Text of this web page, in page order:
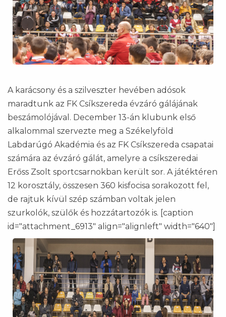
A karácsony és a szilveszter hevében adósok
maradtunk az FK Csíkszereda évzáró gálájának
beszámolójával. December 13-án klubunk első
alkalommal szervezte meg a Székelyföld
Labdarúgó Akadémia és az FK Csíkszereda csapatai
számára az évzáró gálát, amelyre a csíkszeredai
Erőss Zsolt sportcsarnokban került sor. A játéktéren
12 korosztály, összesen 360 kisfocisa sorakozott fel,
de rajtuk kívül szép számban voltak jelen
szurkolók, szülők és hozzátartozók is. [caption
id="attachment_6913" align="alignleft" width="640"]